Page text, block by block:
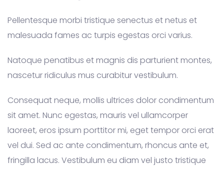
Pellentesque morbi tristique senectus et netus et
malesuada fames ac turpis egestas orci varius.
Natoque penatibus et magnis dis parturient montes,
nascetur ridiculus mus curabitur vestibulum.
Consequat neque, mollis ultrices dolor condimentum
sit amet. Nunc egestas, mauris vel ullamcorper
laoreet, eros ipsum porttitor mi, eget tempor orci erat
vel dui. Sed ac ante condimentum, rhoncus ante et,
fringilla lacus. Vestibulum eu diam vel justo tristique